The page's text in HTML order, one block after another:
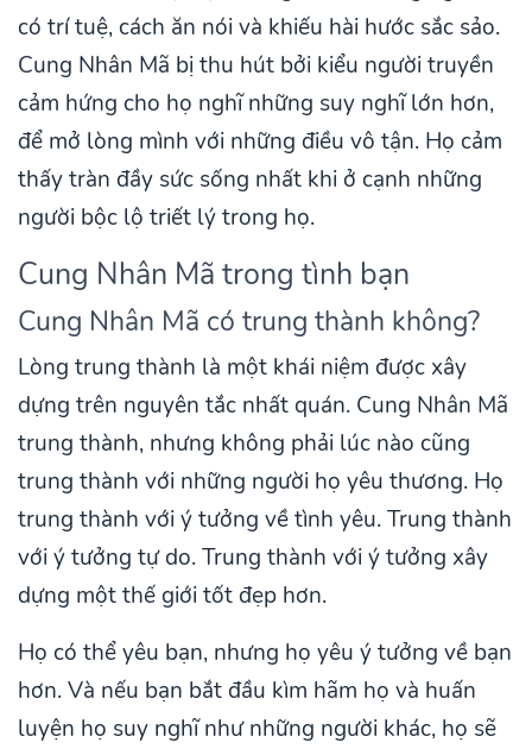
có trí tuệ, cách ăn nói và khiếu hài hước sắc sảo.
Cung Nhân Mã bị thu hút bởi kiểu người truyền
cảm hứng cho họ nghĩ những suy nghĩ lớn hơn,
để mở lòng mình với những điều vô tận. Họ cảm
thấy tràn đầy sức sống nhất khi ở cạnh những
người bộc lộ triết lý trong họ.
Cung Nhân Mã trong tình bạn
Cung Nhân Mã có trung thành không?
Lòng trung thành là một khái niệm được xây
dựng trên nguyên tắc nhất quán. Cung Nhân Mã
trung thành, nhưng không phải lúc nào cũng
trung thành với những người họ yêu thương. Họ
trung thành với ý tưởng về tình yêu. Trung thành
với ý tưởng tự do. Trung thành với ý tưởng xây
dựng một thế giới tốt đẹp hơn.
Họ có thể yêu bạn, nhưng họ yêu ý tưởng về bạn
hơn. Và nếu bạn bắt đầu kìm hãm họ và huấn
luyện họ suy nghĩ như những người khác, họ sẽ